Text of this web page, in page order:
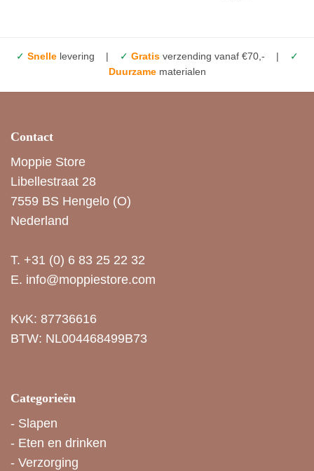
✓ Snellelevering | ✓ Gratisverzending vanaf €70,- |
✓
Duurzamematerialen
Contact
Moppie Store
Libellestraat 28
7559 BS Hengelo (O)
Nederland
T. +31 (0) 6 83 25 22 32
E. info@moppiestore.com
KvK: 87736616
BTW: NL004468499B73
Categorieën
- Slapen
- Eten en drinken
- Verzorging